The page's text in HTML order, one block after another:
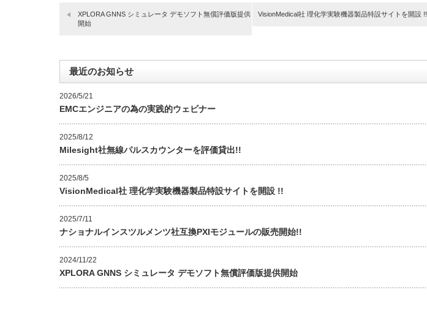
XPLORA GNNS シミュレータ デモソフト無償評価版提供
開始
VisionMedical社 理化学実験機器製品特設サイトを開設 !!
最近のお知らせ
2026/5/21
EMCエンジニアの為の実践的ウェビナー
2025/8/12
Milesight社無線パルスカウンターを評価貸出!!
2025/8/5
VisionMedical社 理化学実験機器製品特設サイトを開設 !!
2025/7/11
ナショナルインスツルメンツ社互換PXIモジュールの販売開始!!
2024/11/22
XPLORA GNNS シミュレータ デモソフト無償評価版提供開始